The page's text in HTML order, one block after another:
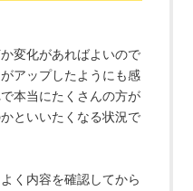
変化があればよいので
アップしたようにも感
本当にたくさんの方が
といいたくなる状況で
く内容を確認してから